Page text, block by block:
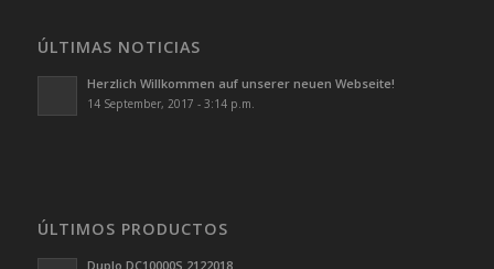
ÚLTIMAS NOTICIAS
Herzlich Willkommen auf unserer neuen Webseite!
14 September, 2017 - 3:14 p.m.
ÚLTIMOS PRODUCTOS
Duplo.DC10000S 2122018